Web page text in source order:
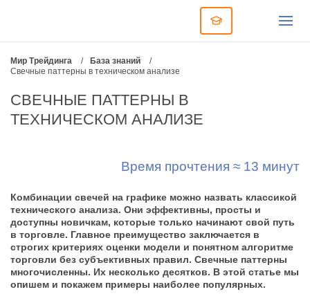
Мир Трейдинга / База знаний
/
Свечные паттерны в техническом анализе
СВЕЧНЫЕ ПАТТЕРНЫ В
ТЕХНИЧЕСКОМ АНАЛИЗЕ
Время прочтения ≈ 13 минут
Комбинации свечей на графике можно назвать классикой
технического анализа. Они эффективны, просты и
доступны новичкам, которые только начинают свой путь
в торговле. Главное преимущество заключается в
строгих критериях оценки модели и понятном алгоритме
торговли без субъективных правил. Свечные паттерны
многочисленны. Их несколько десятков. В этой статье мы
опишем и покажем примеры наиболее популярных.